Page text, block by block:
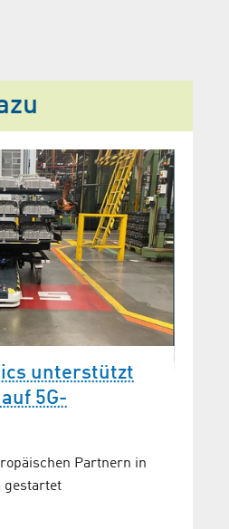
unterstützt
5G-
Partnern in
gestartet